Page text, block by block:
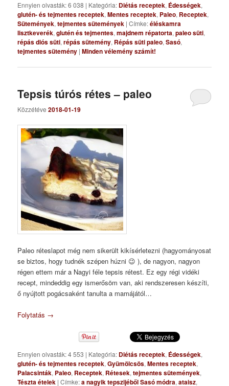
Ennyien olvasták: 6 038 | Kategória: Diétás receptek, Édességek,
glutén- és tejmentes receptek,Mentes receptek, Paleo, Receptek,
Sütemények,tejmentes sütemények |Címke:éléskamra
lisztkeverék,glutén és tejmentes,majdnem répatorta,paleo süti,
répás diós süti,répás sütemény, Répás süti paleo,Sasó,
tejmentes sütemény |Minden vélemény számít!
Tepsis túrós rétes – paleo
Közzétéve2018-01-19
Paleo réteslapot még nem sikerült kikísérletezni (hagyományosat
se biztos, hogy tudnék szépen húzni 😉 ), de nagyon, nagyon
régen ettem már a Nagyi féle tepsis rétest. Ez egy régi vidéki
recept, mindeddig egy ismerősöm van, aki rendszeresen készíti,
ő nyújtott pogácsaként tanulta a mamájától…
Folytatás →
Ennyien olvasták: 4 553 | Kategória: Diétás receptek, Édességek,
glutén- és tejmentes receptek,Gyümölcsös,Mentes receptek,
Palacsinták, Paleo, Receptek, Rétesek,tejmentes sütemények,
Tészta ételek |Címke:a nagyik tepszijéből Sasó módra,ataisz,